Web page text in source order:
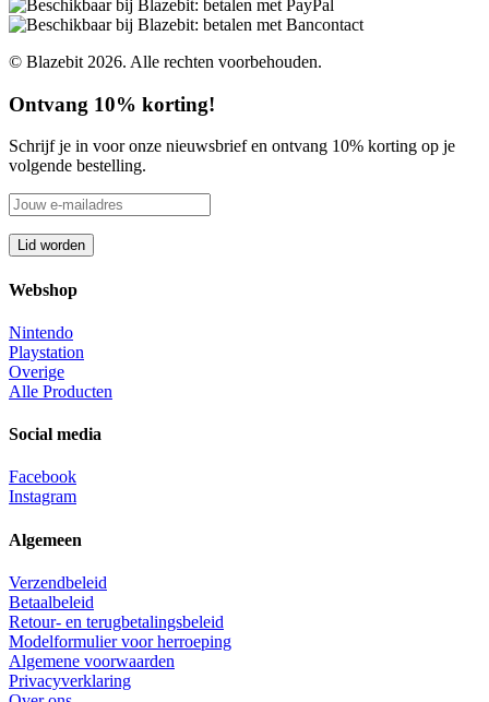
© Blazebit 2026. Alle rechten voorbehouden.
Ontvang 10% korting!
Schrijf je in voor onze nieuwsbrief en ontvang 10% korting op je
volgende bestelling.
Webshop
Nintendo
Playstation
Overige
Alle Producten
Social media
Facebook
Instagram
Algemeen
Verzendbeleid
Betaalbeleid
Retour- en terugbetalingsbeleid
Modelformulier voor herroeping
Algemene voorwaarden
Privacyverklaring